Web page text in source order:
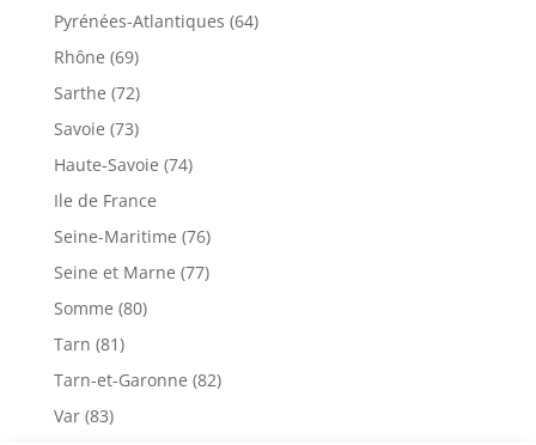
Pyrénées-Atlantiques (64)
Rhône (69)
Sarthe (72)
Savoie (73)
Haute-Savoie (74)
Ile de France
Seine-Maritime (76)
Seine et Marne (77)
Somme (80)
Tarn (81)
Tarn-et-Garonne (82)
Var (83)